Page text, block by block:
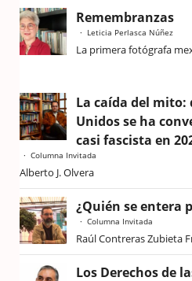
Remembranzas
Leticia Perlasca Núñez
La primera fotógrafa
La caída del mito:
Unidos se ha
casi fascista en
Columna Invitada
Alberto J. Olvera
¿Quién se entera
Columna Invitada
Raúl Contreras Zubieta
Los Derechos de